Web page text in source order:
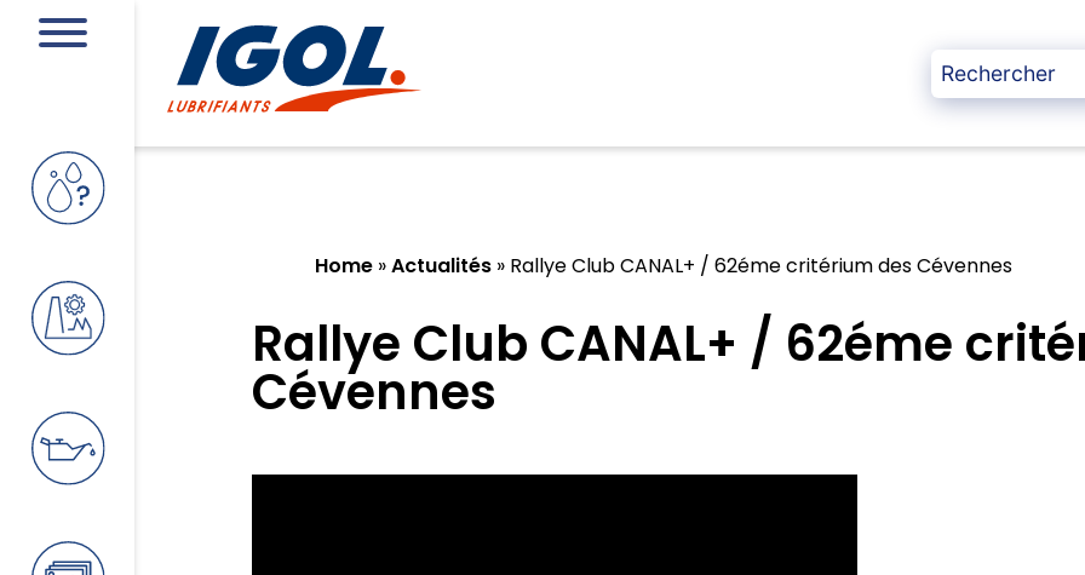
Home »Actualités » Rallye Club CANAL+ / 62éme critérium des Cévennes
Rallye Club CANAL+ / 62éme
Cévennes